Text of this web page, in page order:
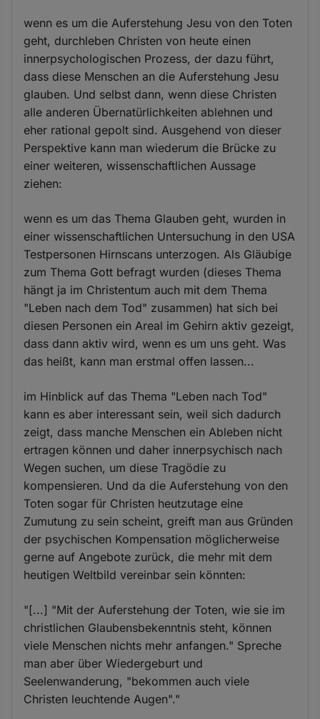
wenn es um die Auferstehung Jesu von den Toten
geht, durchleben Christen von heute einen
innerpsychologischen Prozess, der dazu führt,
dass diese Menschen an die Auferstehung Jesu
glauben. Und selbst dann, wenn diese Christen
alle anderen Übernatürlichkeiten ablehnen und
eher rational gepolt sind. Ausgehend von dieser
Perspektive kann man wiederum die Brücke zu
einer weiteren, wissenschaftlichen Aussage
ziehen:
wenn es um das Thema Glauben geht, wurden in
einer wissenschaftlichen Untersuchung in den USA
Testpersonen Hirnscans unterzogen. Als Gläubige
zum Thema Gott befragt wurden (dieses Thema
hängt ja im Christentum auch mit dem Thema
"Leben nach dem Tod" zusammen) hat sich bei
diesen Personen ein Areal im Gehirn aktiv gezeigt,
dass dann aktiv wird, wenn es um uns geht. Was
das heißt, kann man erstmal offen lassen...
im Hinblick auf das Thema "Leben nach Tod"
kann es aber interessant sein, weil sich dadurch
zeigt, dass manche Menschen ein Ableben nicht
ertragen können und daher innerpsychisch nach
Wegen suchen, um diese Tragödie zu
kompensieren. Und da die Auferstehung von den
Toten sogar für Christen heutzutage eine
Zumutung zu sein scheint, greift man aus Gründen
der psychischen Kompensation möglicherweise
gerne auf Angebote zurück, die mehr mit dem
heutigen Weltbild vereinbar sein könnten:
"[...] "Mit der Auferstehung der Toten, wie sie im
christlichen Glaubensbekenntnis steht, können
viele Menschen nichts mehr anfangen." Spreche
man aber über Wiedergeburt und
Seelenwanderung, "bekommen auch viele
Christen leuchtende Augen"."